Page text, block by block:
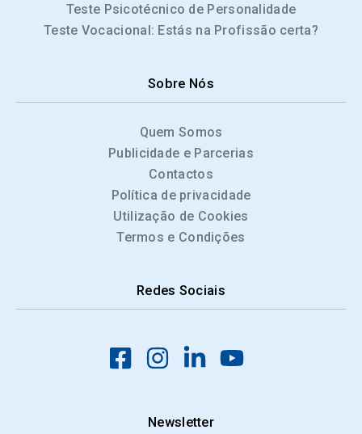
Teste Psicotécnico de Personalidade
Teste Vocacional: Estás na Profissão certa?
Sobre Nós
Quem Somos
Publicidade e Parcerias
Contactos
Política de privacidade
Utilização de Cookies
Termos e Condições
Redes Sociais
Newsletter